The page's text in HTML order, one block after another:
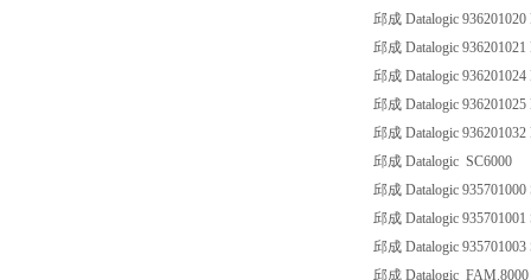
邱成 Datalogic
邱成 Datalogic
邱成 Datalogic
邱成 Datalogic
邱成 Datalogic
邱成 Datalogic SC6000
邱成 Datalogic
邱成 Datalogic
邱成 Datalogic
邱成 Datalogic FAM.8000